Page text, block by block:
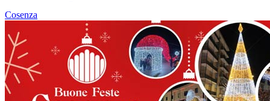
Cosenza